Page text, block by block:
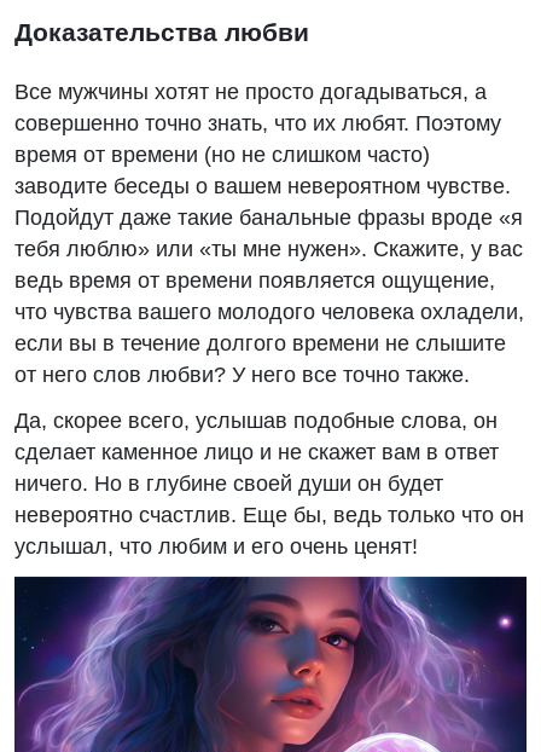
Доказательства любви
Все мужчины хотят не просто догадываться, а
совершенно точно знать, что их любят. Поэтому
время от времени (но не слишком часто)
заводите беседы о вашем невероятном чувстве.
Подойдут даже такие банальные фразы вроде «я
тебя люблю» или «ты мне нужен». Скажите, у вас
ведь время от времени появляется ощущение,
что чувства вашего молодого человека охладели,
если вы в течение долгого времени не слышите
от него слов любви? У него все точно также.
Да, скорее всего, услышав подобные слова, он
сделает каменное лицо и не скажет вам в ответ
ничего. Но в глубине своей души он будет
невероятно счастлив. Еще бы, ведь только что он
услышал, что любим и его очень ценят!